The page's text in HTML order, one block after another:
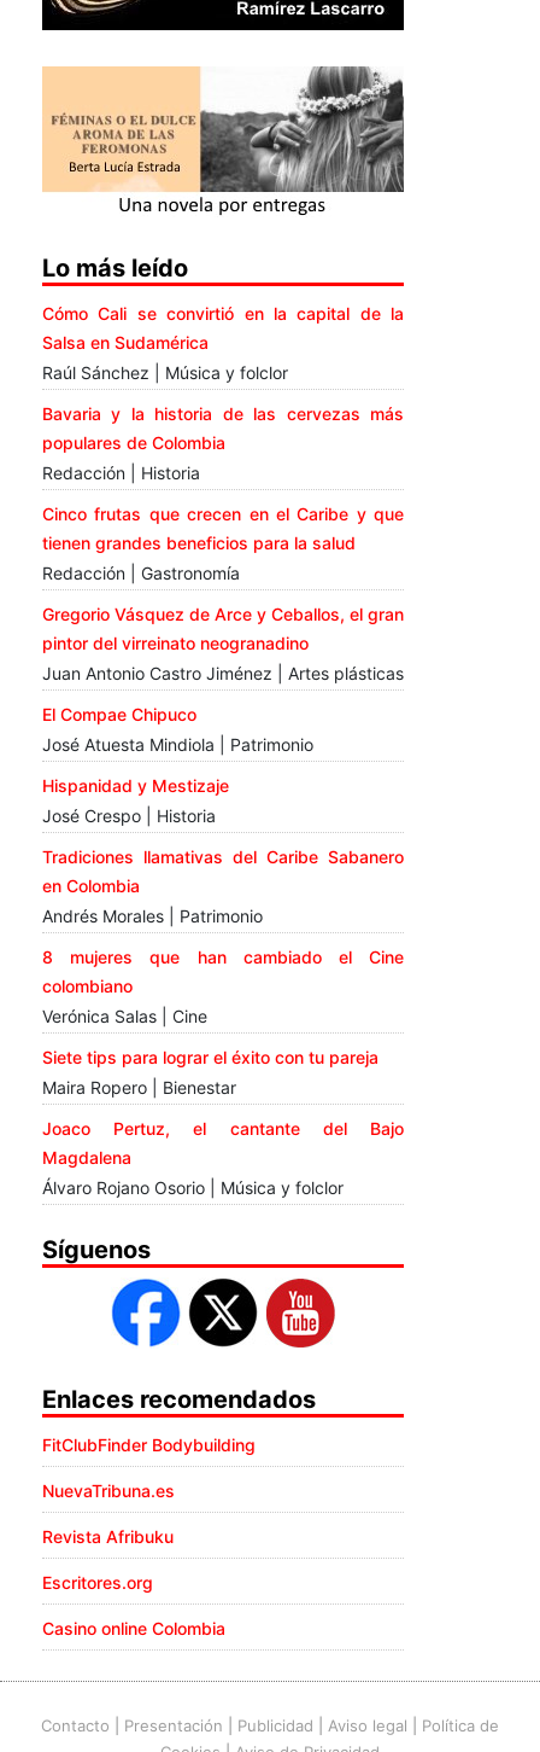
Lo más leído
Cómo Cali se convirtió en la capital de la
Salsa en Sudamérica
Raúl Sánchez | Música y folclor
Bavaria y la historia de las cervezas más
populares de Colombia
Redacción | Historia
Cinco frutas que crecen en el Caribe y que
tienen grandes beneficios para la salud
Redacción | Gastronomía
Gregorio Vásquez de Arce y Ceballos, el gran
pintor del virreinato neogranadino
Juan Antonio Castro Jiménez | Artes plásticas
El Compae Chipuco
José Atuesta Mindiola | Patrimonio
Hispanidad y Mestizaje
José Crespo | Historia
Tradiciones llamativas del Caribe Sabanero
en Colombia
Andrés Morales | Patrimonio
8 mujeres que han cambiado el Cine
colombiano
Verónica Salas | Cine
Siete tips para lograr el éxito con tu pareja
Maira Ropero | Bienestar
Joaco Pertuz, el cantante del Bajo
Magdalena
Álvaro Rojano Osorio | Música y folclor
Síguenos
Enlaces recomendados
FitClubFinder Bodybuilding
NuevaTribuna.es
Revista Afribuku
Escritores.org
Casino online Colombia
Contacto Presentación Publicidad Aviso legal
Política de